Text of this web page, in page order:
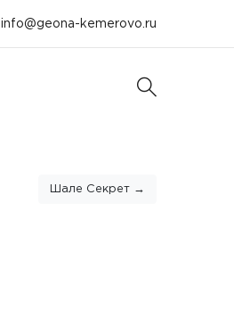
info@geona-kemerovo.ru
Шале Секрет →